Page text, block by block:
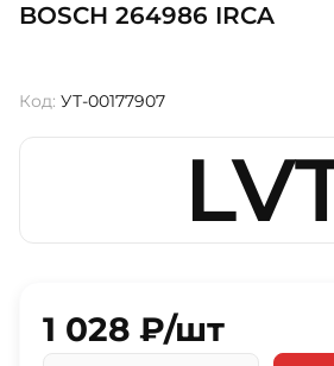
BOSCH 264986 IRCA
Код: УТ-00177907
1 028 ₽/шт